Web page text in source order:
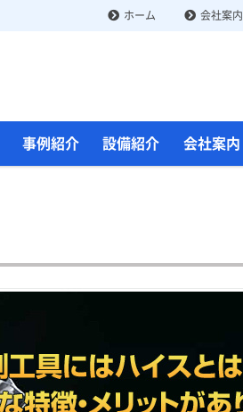
ホーム 会社案内
事例紹介 設備紹介 会社案内